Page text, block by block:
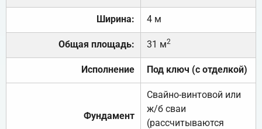
Ширина: 4 м
Общая площадь: 31 м2
Исполнение Под ключ (с отделкой)
Фундамент
Свайно-винтовой или
ж/б сваи
(рассчитываются